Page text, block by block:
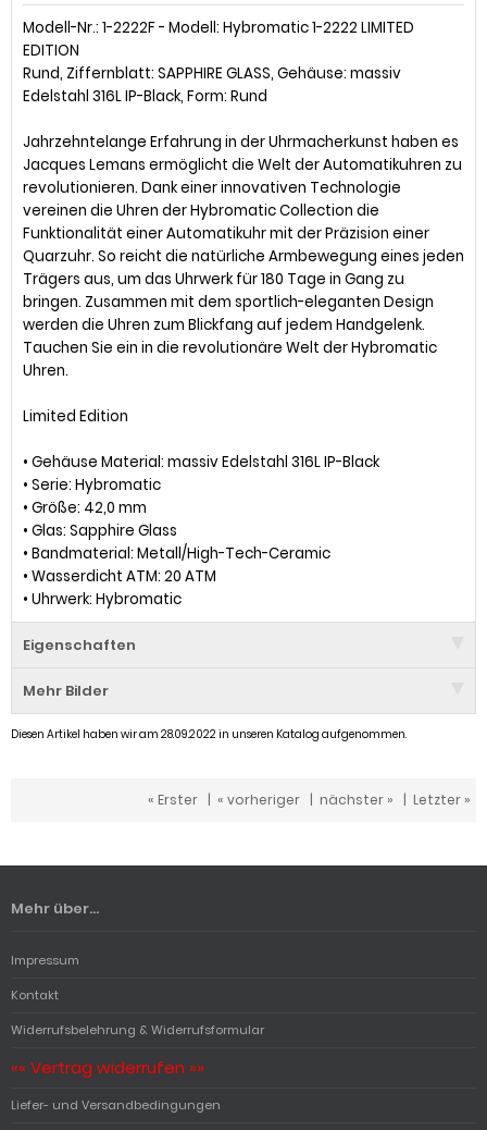
Modell-Nr.: 1-2222F - Modell: Hybromatic 1-2222 LIMITED
EDITION
Rund, Ziffernblatt: SAPPHIRE GLASS, Gehäuse: massiv
Edelstahl 316L IP-Black, Form: Rund
Jahrzehntelange Erfahrung in der Uhrmacherkunst haben es
Jacques Lemans ermöglicht die Welt der Automatikuhren zu
revolutionieren. Dank einer innovativen Technologie
vereinen die Uhren der Hybromatic Collection die
Funktionalität einer Automatikuhr mit der Präzision einer
Quarzuhr. So reicht die natürliche Armbewegung eines jeden
Trägers aus, um das Uhrwerk für 180 Tage in Gang zu
bringen. Zusammen mit dem sportlich-eleganten Design
werden die Uhren zum Blickfang auf jedem Handgelenk.
Tauchen Sie ein in die revolutionäre Welt der Hybromatic
Uhren.
Limited Edition
• Gehäuse Material: massiv Edelstahl 316L IP-Black
• Serie: Hybromatic
• Größe: 42,0 mm
• Glas: Sapphire Glass
• Bandmaterial: Metall/High-Tech-Ceramic
• Wasserdicht ATM: 20 ATM
• Uhrwerk: Hybromatic
Eigenschaften
Mehr Bilder
Diesen Artikel haben wir am 28.09.2022 in unseren Katalog aufgenommen.
« Erster | « vorheriger | nächster » | Letzter »
Mehr über...
Impressum
Kontakt
Widerrufsbelehrung & Widerrufsformular
«« Vertrag widerrufen »»
Liefer- und Versandbedingungen